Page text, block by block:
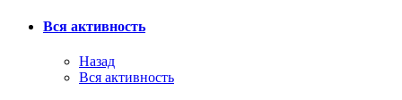
Вся активность
Назад
Вся активность